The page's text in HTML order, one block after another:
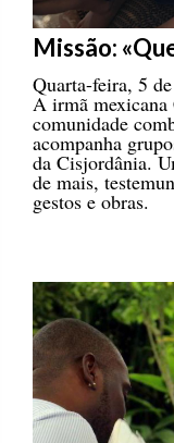
Missão:
Quarta-feira, 5
A irmã
comunidade
acompanha
da Cisjordânia.
de mais,
gestos e obras.